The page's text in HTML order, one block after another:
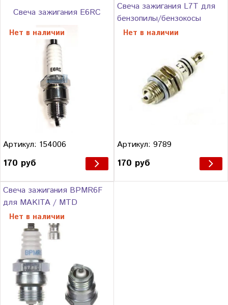
Свеча зажигания E6RC
Нет в наличии
Артикул: 154006
170 руб
Свеча зажигания L7T для
бензопилы/бензокосы
Нет в наличии
Артикул: 9789
170 руб
Свеча зажигания BPMR6F
для MAKITA / MTD
Нет в наличии